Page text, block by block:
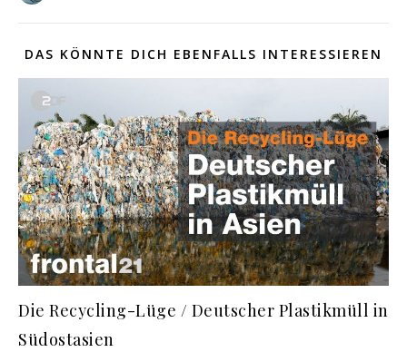
DAS KÖNNTE DICH EBENFALLS INTERESSIEREN
Die Recycling-Lüge / Deutscher Plastikmüll in
Südostasien